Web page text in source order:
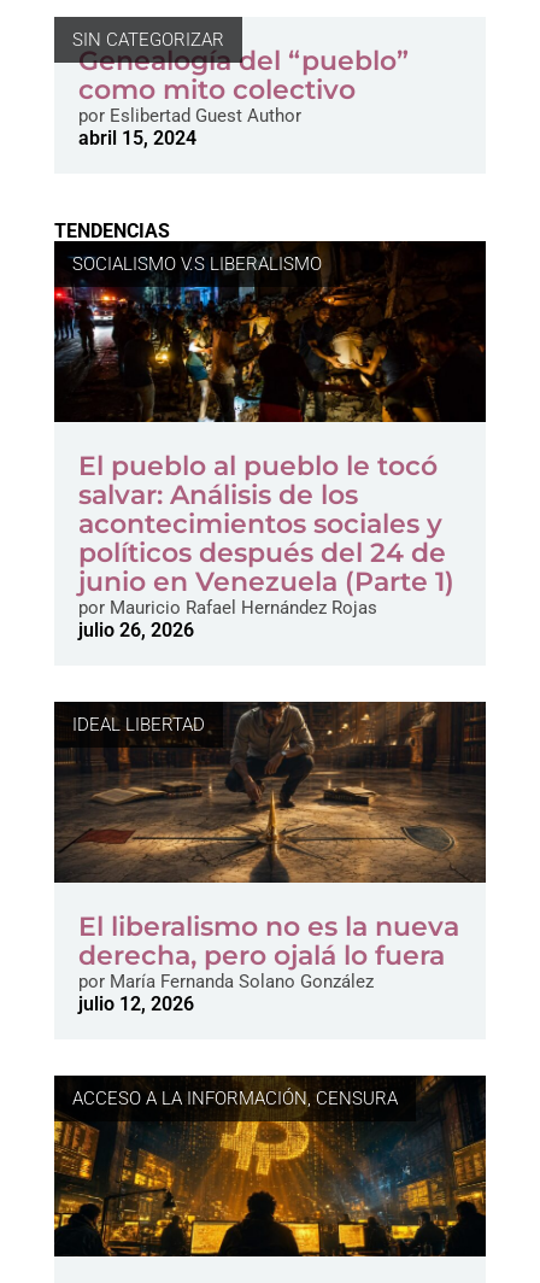
SIN CATEGORIZAR
Genealogía del “pueblo”
como mito colectivo
porEslibertad Guest Author
abril 15, 2024
TENDENCIAS
SOCIALISMO V.S LIBERALISMO
El pueblo al pueblo le tocó
salvar: Análisis de los
acontecimientos sociales y
políticos después del 24 de
junio en Venezuela (Parte 1)
porMauricio Rafael Hernández Rojas
julio 26, 2026
IDEAL LIBERTAD
El liberalismo no es la nueva
derecha, pero ojalá lo fuera
porMaría Fernanda Solano González
julio 12, 2026
ACCESO A LA INFORMACIÓN,CENSURA